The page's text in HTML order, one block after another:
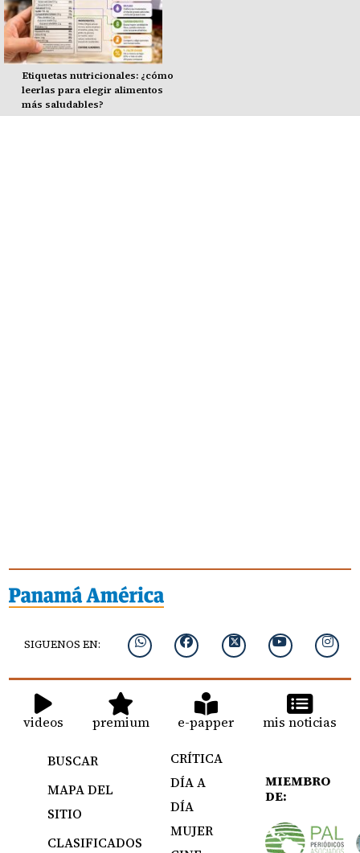
Etiquetas nutricionales: ¿cómo
leerlas para elegir alimentos
más saludables?
SIGUENOS EN:
videos premium e-papper mis noticias
BUSCAR
MAPA DEL
SITIO
CLASIFICADOS
CRÍTICA
DÍA A
DÍA
MUJER
MIEMBRO
DE: